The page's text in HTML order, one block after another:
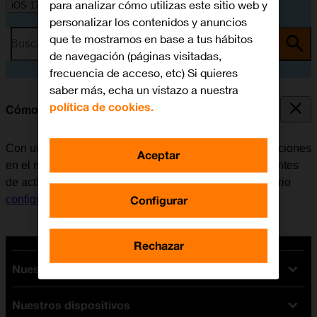
iOS 17
Busca por problema o tema
Cómo activar una Cuenta de Apple en el móvil
Con una Cuenta de Apple se tiene acceso a varias funciones
en el móvil, por ejemplo, iCloud, App Store y iTunes. Antes
de activar una Cuenta de Apple en el móvil, es necesario
configurar el móvil para internet.
Nuestras tarifas
Tarifas Orange
Nuestros dispositivos
para analizar cómo utilizas este sitio web y
personalizar los contenidos y anuncios
que te mostramos en base a tus hábitos
de navegación (páginas visitadas,
frecuencia de acceso, etc) Si quieres
saber más, echa un vistazo a nuestra
política de cookies.
Configurar
Rechazar
Aceptar